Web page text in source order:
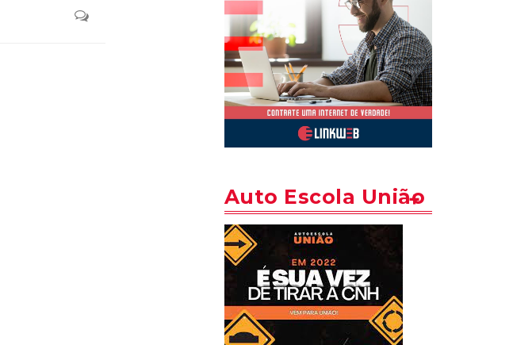
Auto Escola União